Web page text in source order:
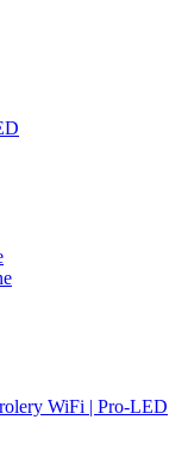
WiFi | Pro-LED